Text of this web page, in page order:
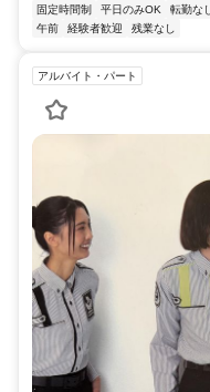
固定時間制
平日のみOK 転勤なし
午前
経験者歓迎 残業なし
アルバイト・パート